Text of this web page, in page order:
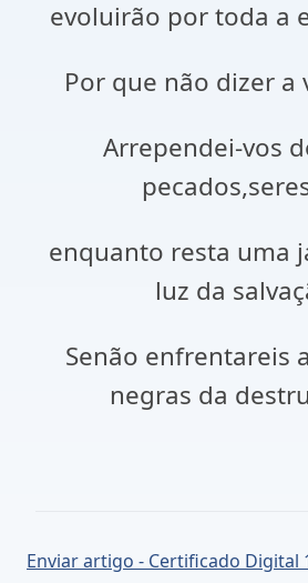
evoluirão por toda a
Por que não dizer a
Arrependei-vos
enquanto resta uma
luz da
Senão enfrentareis
negras da
Enviar artigo - Certificado Digital